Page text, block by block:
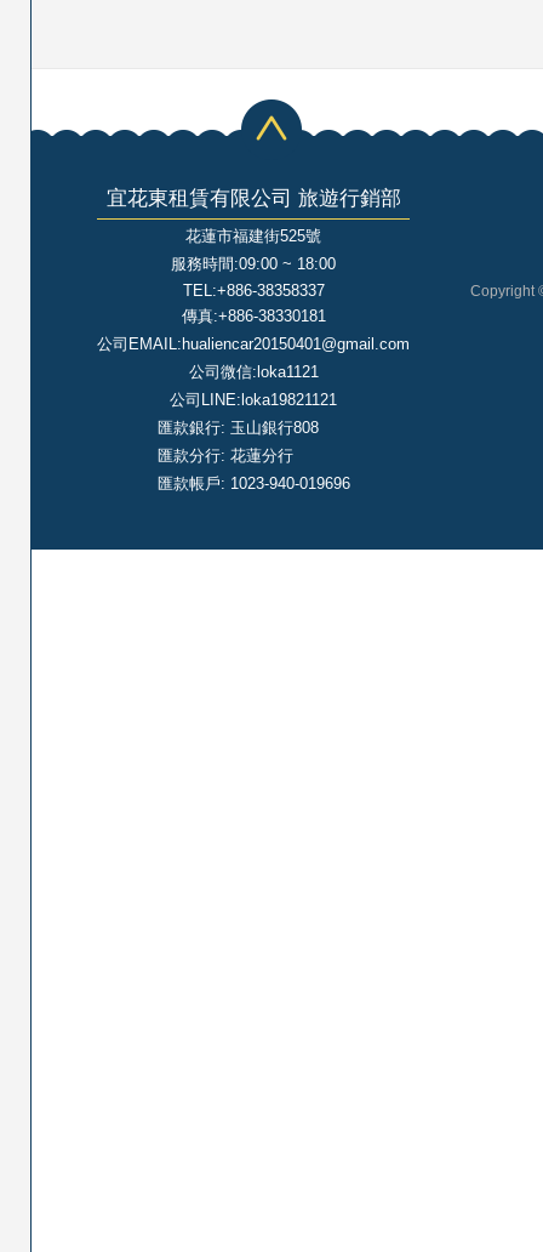
宜花東租賃有限公司 旅遊行銷部
花蓮市福建街525號
服務時間:09:00 ~ 18:00
TEL:+886-38358337
傳真:+886-38330181
公司EMAIL:hualiencar20150401@gmail.com
公司微信:loka1121
公司LINE:loka19821121
匯款銀行: 玉山銀行808
匯款分行: 花蓮分行
匯款帳戶: 1023-940-019696
Copyright